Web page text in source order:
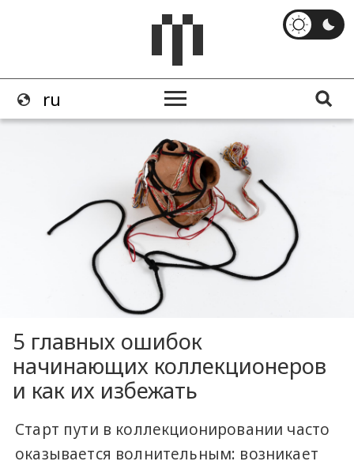
5 главных ошибок
начинающих коллекционеров
и как их избежать
Старт пути в коллекционировании часто
оказывается волнительным: возникает